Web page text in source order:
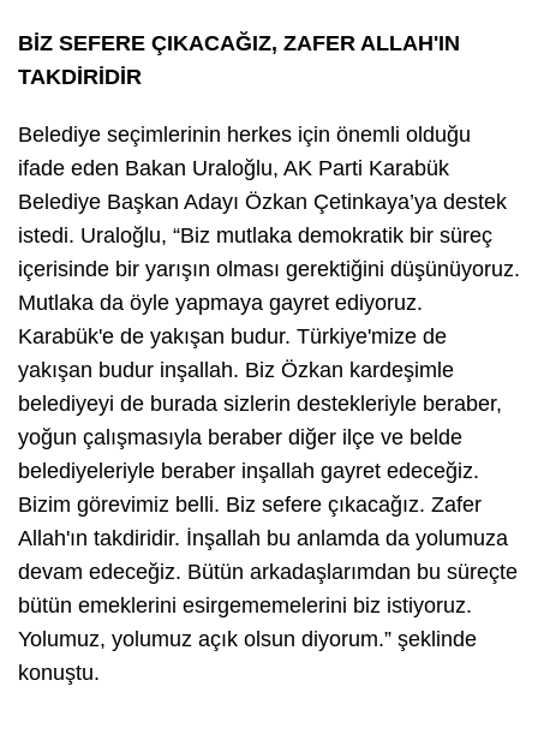
BİZ SEFERE ÇIKACAĞIZ, ZAFER ALLAH'IN
TAKDİRİDİR
Belediye seçimlerinin herkes için önemli olduğu
ifade eden Bakan Uraloğlu, AK Parti Karabük
Belediye Başkan Adayı Özkan Çetinkaya’ya destek
istedi. Uraloğlu, “Biz mutlaka demokratik bir süreç
içerisinde bir yarışın olması gerektiğini düşünüyoruz.
Mutlaka da öyle yapmaya gayret ediyoruz.
Karabük'e de yakışan budur. Türkiye'mize de
yakışan budur inşallah. Biz Özkan kardeşimle
belediyeyi de burada sizlerin destekleriyle beraber,
yoğun çalışmasıyla beraber diğer ilçe ve belde
belediyeleriyle beraber inşallah gayret edeceğiz.
Bizim görevimiz belli. Biz sefere çıkacağız. Zafer
Allah'ın takdiridir. İnşallah bu anlamda da yolumuza
devam edeceğiz. Bütün arkadaşlarımdan bu süreçte
bütün emeklerini esirgememelerini biz istiyoruz.
Yolumuz, yolumuz açık olsun diyorum.” şeklinde
konuştu.